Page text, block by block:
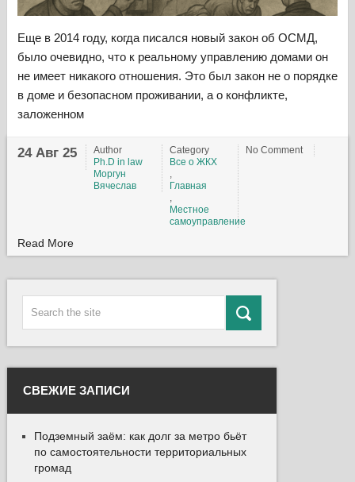
Еще в 2014 году, когда писался новый закон об ОСМД,
было очевидно, что к реальному управлению домами он
не имеет никакого отношения. Это был закон не о порядке
в доме и безопасном проживании, а о конфликте,
заложенном
24 Авг 25
Author
Ph.D in law
Моргун
Вячеслав
Category
Все о ЖКХ
,
Главная
,
Местное
самоуправление
No Comment
Read More
СВЕЖИЕ ЗАПИСИ
Подземный заём: как долг за метро бьёт
по самостоятельности территориальных
громад